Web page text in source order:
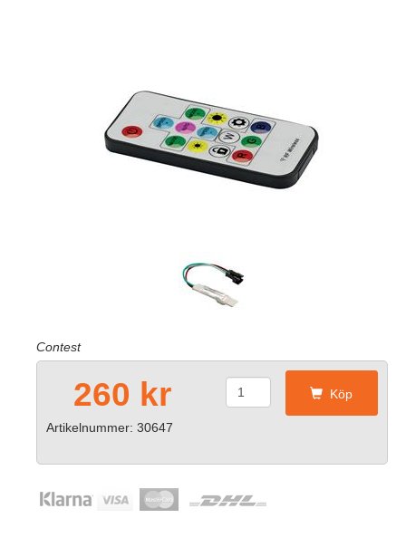
Contest
260 kr Köp
Artikelnummer: 30647